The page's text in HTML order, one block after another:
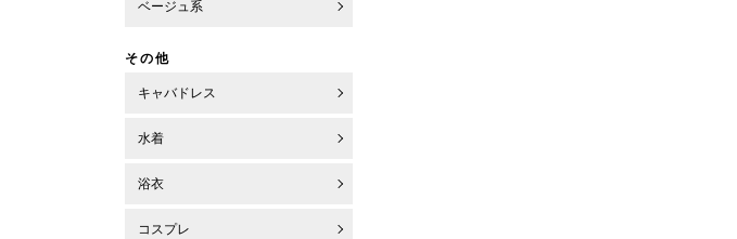
ベージュ系
その他
キャバドレス
水着
浴衣
コスプレ